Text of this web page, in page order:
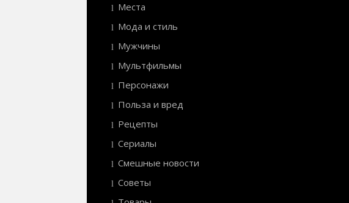
Места
Мода и стиль
Мужчины
Мультфильмы
Персонажи
Польза и вред
Рецепты
Сериалы
Смешные новости
Советы